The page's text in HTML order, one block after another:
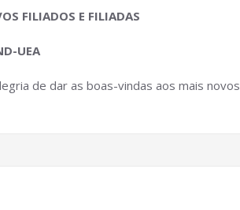
FILIADOS E FILIADAS
UEA
de dar as boas-vindas aos mais novos